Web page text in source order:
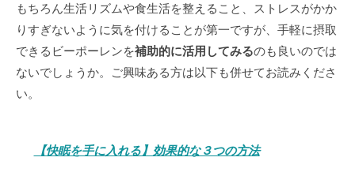
もちろん生活リズムや食生活を整えること、ストレスがかか
りすぎないように気を付けることが第一ですが、手軽に摂取
できるビーポーレンを補助的に活用してみるのも良いのでは
ないでしょうか。ご興味ある方は以下も併せてお読みくださ
い。
【快眠を手に入れる】効果的な３つの方法